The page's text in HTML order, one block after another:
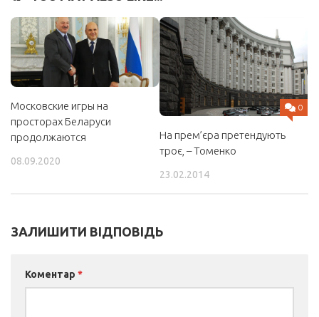
Московские игры на
просторах Беларуси
продолжаются
08.09.2020
0
На прем’єра претендують
троє, – Томенко
23.02.2014
ЗАЛИШИТИ ВІДПОВІДЬ
Коментар *